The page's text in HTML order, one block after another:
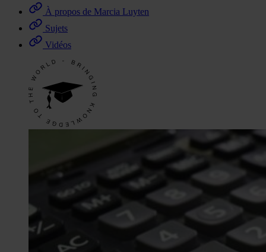
À propos de Marcia Luyten
Sujets
Vidéos